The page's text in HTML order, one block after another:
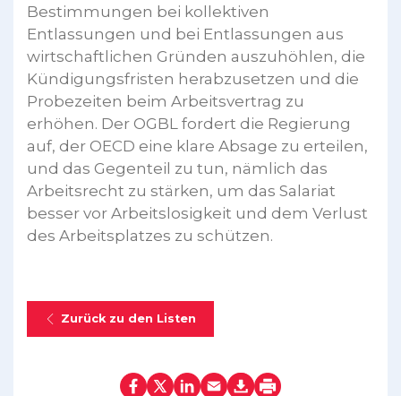
Bestimmungen bei kollektiven
Entlassungen und bei Entlassungen aus
wirtschaftlichen Gründen auszuhöhlen, die
Kündigungsfristen herabzusetzen und die
Probezeiten beim Arbeitsvertrag zu
erhöhen. Der OGBL fordert die Regierung
auf, der OECD eine klare Absage zu erteilen,
und das Gegenteil zu tun, nämlich das
Arbeitsrecht zu stärken, um das Salariat
besser vor Arbeitslosigkeit und dem Verlust
des Arbeitsplatzes zu schützen.
Zurück zu den Listen